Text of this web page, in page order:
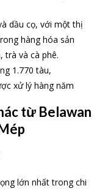
dầu cọ, với một thị
hàng hóa sản
trà và cà phê.
1.770 tàu,
xử lý hàng năm
từ Belawan
lớn nhất trong chi